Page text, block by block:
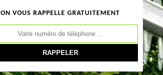
ON VOUS RAPPELLE GRATUITEMENT